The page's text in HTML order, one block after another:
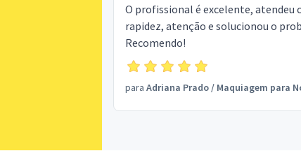
O profissional é excelente, atendeu
rapidez, atenção e solucionou o
Recomendo!
para Adriana Prado/ Maquiagem para